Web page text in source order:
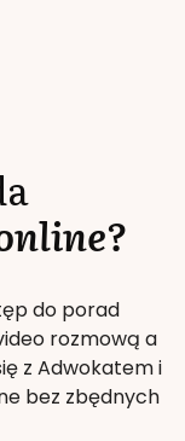
do porad
rozmową a
z Adwokatem i
bez zbędnych